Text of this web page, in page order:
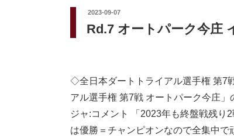
投
稿
日:
2023-09-07
Rd.7 オートパーク今庄
◇全日本ダートトライアル選手権 第
アル選手権 第7戦 オートパーク今庄
ジャ:コメント 「2023年も終盤戦残り
は優勝＝チャンピオンなので全集中